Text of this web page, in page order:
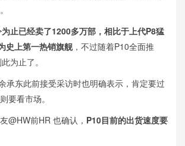
止已经卖了1200多万部，相比于上代P8猛
史上第一热销旗舰，不过随着P10全面推
为止了。
承东此前接受采访时也明确表示，肯定要过
要看市场。
@HW前HR 也确认， P10目前的出货速度要